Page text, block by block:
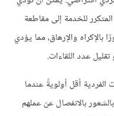
للخدمة إلى مقاطعة
والإرهاق، مما يؤدي
عدد اللقاءات.
أقل أولويةً عندما
بالانفصال عن عملهم